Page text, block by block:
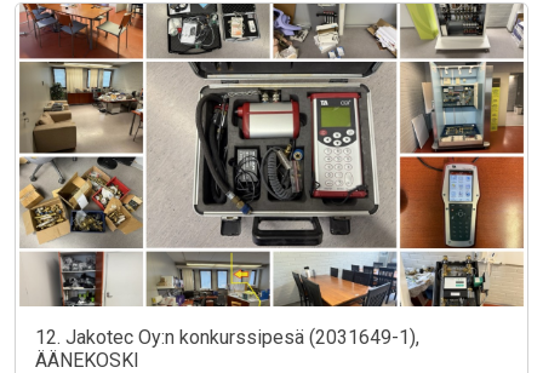
12. Jakotec Oy:n konkurssipesä (2031649-1),
ÄÄNEKOSKI